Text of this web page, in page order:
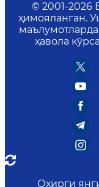
© 2001-2026
ҳимояланган.
ҳавола
Охирги